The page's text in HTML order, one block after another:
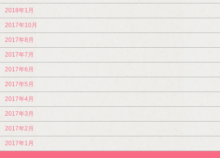
2018年1月
2017年10月
2017年8月
2017年7月
2017年6月
2017年5月
2017年4月
2017年3月
2017年2月
2017年1月